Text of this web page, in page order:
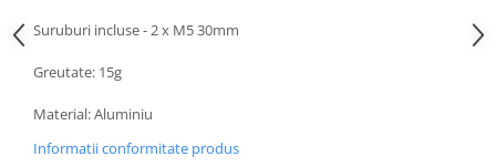
Suruburi incluse - 2 x M5 30mm
Greutate: 15g
Material: Aluminiu
Informatii conformitate produs